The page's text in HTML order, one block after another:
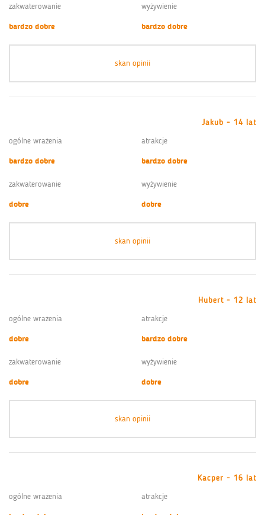
zakwaterowanie
bardzo dobre
wyżywienie
bardzo dobre
skan opinii
Jakub - 14 lat
ogólne wrażenia
bardzo dobre
atrakcje
bardzo dobre
zakwaterowanie
dobre
wyżywienie
dobre
skan opinii
Hubert - 12 lat
ogólne wrażenia
dobre
atrakcje
bardzo dobre
zakwaterowanie
dobre
wyżywienie
dobre
skan opinii
Kacper - 16 lat
ogólne wrażenia
atrakcje